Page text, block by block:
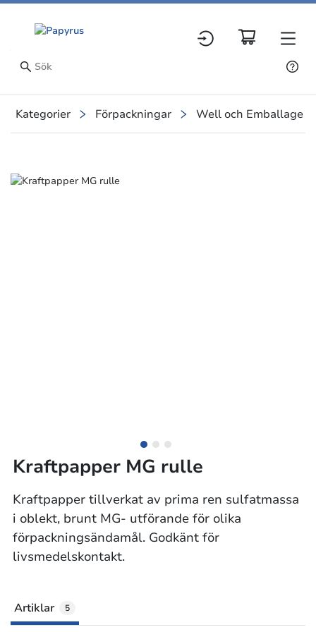
Kategorier Förpackningar Well och Emballage
Slide 1 of 3
Kraftpapper MG rulle
Kraftpapper tillverkat av prima ren sulfatmassa
i oblekt, brunt MG- utförande för olika
förpackningsändamål. Godkänt för
livsmedelskontakt.
Artiklar 5